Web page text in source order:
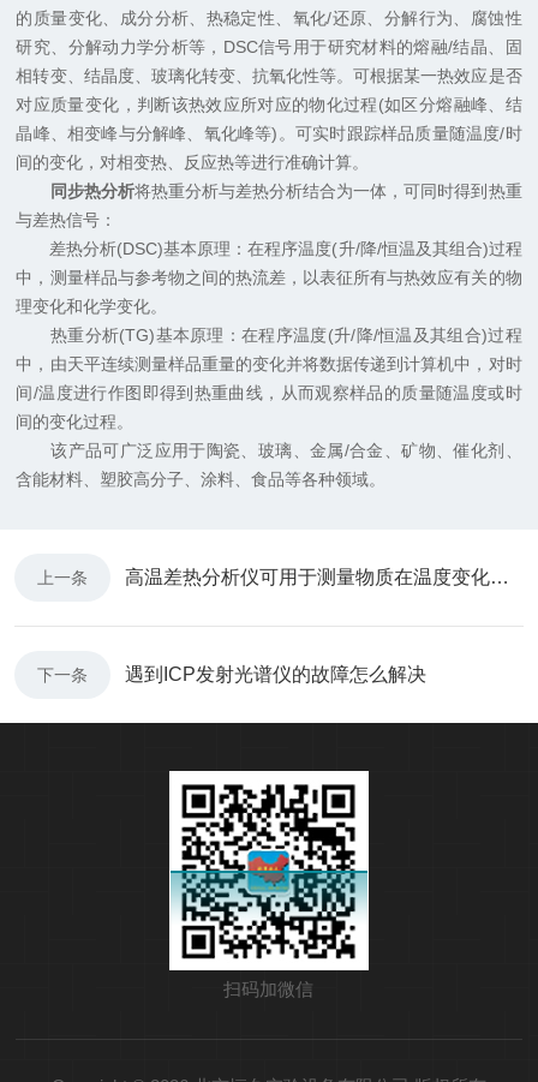
的质量变化、成分分析、热稳定性、氧化/还原、分解行为、腐蚀性
研究、分解动力学分析等，DSC信号用于研究材料的熔融/结晶、固
相转变、结晶度、玻璃化转变、抗氧化性等。可根据某一热效应是否
对应质量变化，判断该热效应所对应的物化过程(如区分熔融峰、结
晶峰、相变峰与分解峰、氧化峰等)。可实时跟踪样品质量随温度/时
间的变化，对相变热、反应热等进行准确计算。
同步热分析将热重分析与差热分析结合为一体，可同时得到热重
与差热信号：
差热分析(DSC)基本原理：在程序温度(升/降/恒温及其组合)过程
中，测量样品与参考物之间的热流差，以表征所有与热效应有关的物
理变化和化学变化。
热重分析(TG)基本原理：在程序温度(升/降/恒温及其组合)过程
中，由天平连续测量样品重量的变化并将数据传递到计算机中，对时
间/温度进行作图即得到热重曲线，从而观察样品的质量随温度或时
间的变化过程。
该产品可广泛应用于陶瓷、玻璃、金属/合金、矿物、催化剂、
含能材料、塑胶高分子、涂料、食品等各种领域。
上一条 高温差热分析仪可用于测量物质在温度变化下的热性质
下一条 遇到ICP发射光谱仪的故障怎么解决
扫码加微信